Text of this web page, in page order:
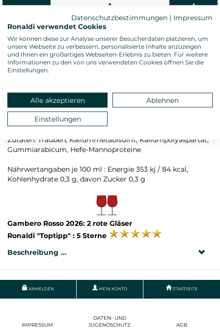
Rotwein, trocken
Alkoholgehalt: 14,5 %vol.
Gesamtsäure: 5,28 g/l
Allergenhinweis: enthält Sulfite
Verschluss: Diamkorken
Land: Italien, Anbauregion: Piemont
Rebsorte: Ruchè
Zutaten: Trauben, Kaliummetabisulfit, Kaliumpolyaspartat,
Gummiarabicum, Hefe-Mannoproteine
Nährwertangaben je 100 ml : Energie 353 kj / 84 kcal,
Kohlenhydrate 0,3 g, davon Zucker 0,3 g
Gambero Rosso 2026: 2 rote Gläser
Ronaldi "Toptipp" : 5 Sterne
Beschreibung
ANMELDEN MEIN KONTO STARTSEITE
IMPRESSUM
DATEN- UND
JUGENDSCHUTZ
AGB
Datenschutzbestimmungen | Impressum
Ronaldi verwendet Cookies
Wir können diese zur Analyse unserer Besucherdaten platzieren, um
unsere Webseite zu verbessern, personalisierte Inhalte anzuzeigen
und Ihnen ein großartiges Webseiten-Erlebnis zu bieten. Für weitere
Informationen zu den von uns verwendeten Cookies öffnen Sie die
Einstellungen.
Alle akzeptieren Ablehnen
Einstellungen